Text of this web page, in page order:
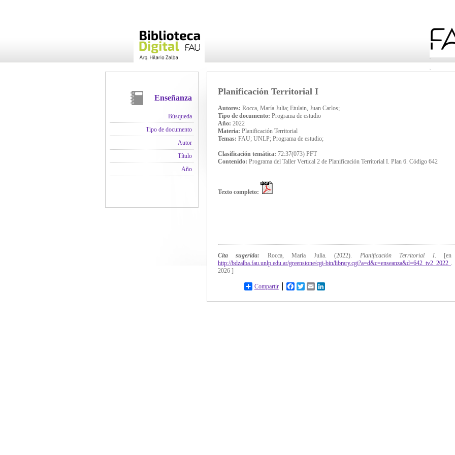
Enseñanza
Búsqueda
Tipo de documento
Autor
Título
Año
Planificación Territorial I
Autores: Rocca, María Julia; Etulain, Juan Carlos;
Tipo de documento: Programa de estudio
Año: 2022
Materia: Planificación Territorial
Temas: FAU; UNLP; Programa de estudio;
Clasificación temática: 72:37(073) PFT
Contenido: Programa del Taller Vertical 2 de Planificación Territorial I. Plan 6. Código 642
Texto completo:
Cita sugerida: Rocca, María Julia. (2022). Planificación Territorial I.
http://bdzalba.fau.unlp.edu.ar/greenstone/cgi-bin/library.cgi?a=d&c=enseanza&d=642_tv2_2022 .
2026 ]
Compartir FacebookTwitterEmail